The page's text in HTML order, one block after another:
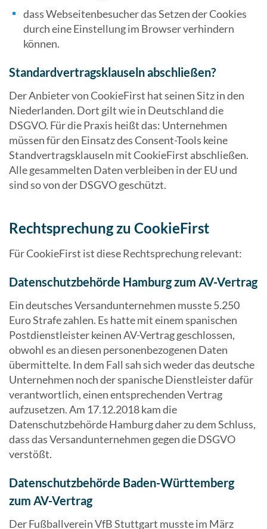
dass Webseitenbesucher das Setzen der Cookies
durch eine Einstellung im Browser verhindern
können.
Standardvertragsklauseln abschließen?
Der Anbieter von CookieFirst hat seinen Sitz in den
Niederlanden. Dort gilt wie in Deutschland die
DSGVO. Für die Praxis heißt das: Unternehmen
müssen für den Einsatz des Consent-Tools keine
Standvertragsklauseln mit CookieFirst abschließen.
Alle gesammelten Daten verbleiben in der EU und
sind so von der DSGVO geschützt.
Rechtsprechung zu CookieFirst
Für CookieFirst ist diese Rechtsprechung relevant:
Datenschutzbehörde Hamburg zum AV-Vertrag
Ein deutsches Versandunternehmen musste 5.250
Euro Strafe zahlen. Es hatte mit einem spanischen
Postdienstleister keinen AV-Vertrag geschlossen,
obwohl es an diesen personenbezogenen Daten
übermittelte. In dem Fall sah sich weder das deutsche
Unternehmen noch der spanische Dienstleister dafür
verantwortlich, einen entsprechenden Vertrag
aufzusetzen. Am 17.12.2018 kam die
Datenschutzbehörde Hamburg daher zu dem Schluss,
dass das Versandunternehmen gegen die DSGVO
verstößt.
Datenschutzbehörde Baden-Württemberg
zum AV-Vertrag
Der Fußballverein VfB Stuttgart musste im März